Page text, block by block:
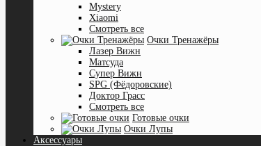
Mystery
Xiaomi
Смотреть все
Очки Тренажёры
Лазер Вижн
Матсуда
Супер Вижн
SPG (Фёдоровские)
Доктор Грасс
Смотреть все
Готовые очки
Очки Лупы
Аксессуары